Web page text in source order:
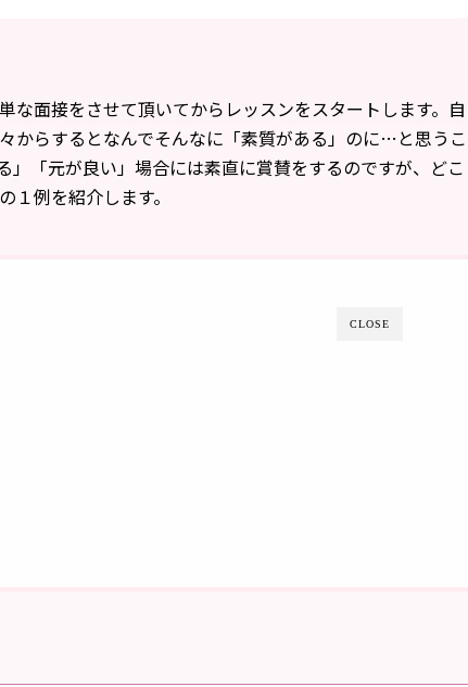
な面接をさせて頂いてからレッスンをスタートします。自
からするとなんでそんなに「素質がある」のに…と思うこ
」「元が良い」場合には素直に賞賛をするのですが、どこ
１例を紹介します。
CLOSE